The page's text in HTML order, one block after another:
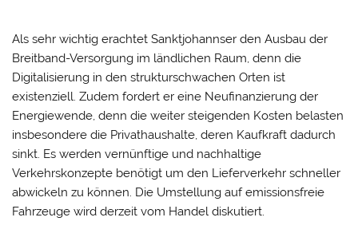
Als sehr wichtig erachtet Sanktjohannser den Ausbau der
Breitband-Versorgung im ländlichen Raum, denn die
Digitalisierung in den strukturschwachen Orten ist
existenziell. Zudem fordert er eine Neufinanzierung der
Energiewende, denn die weiter steigenden Kosten belasten
insbesondere die Privathaushalte, deren Kaufkraft dadurch
sinkt. Es werden vernünftige und nachhaltige
Verkehrskonzepte benötigt um den Lieferverkehr schneller
abwickeln zu können. Die Umstellung auf emissionsfreie
Fahrzeuge wird derzeit vom Handel diskutiert.